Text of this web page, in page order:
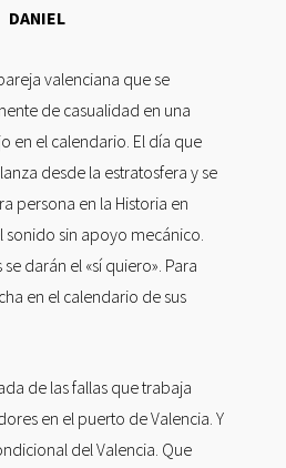
DANIEL
valenciana que se
de casualidad en una
en el calendario. El día que
desde la estratosfera y se
persona en la Historia en
sin apoyo mecánico.
darán el «sí quiero». Para
en el calendario de sus
de las fallas que trabaja
en el puerto de Valencia. Y
del Valencia. Que